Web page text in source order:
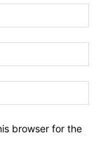
browser for the